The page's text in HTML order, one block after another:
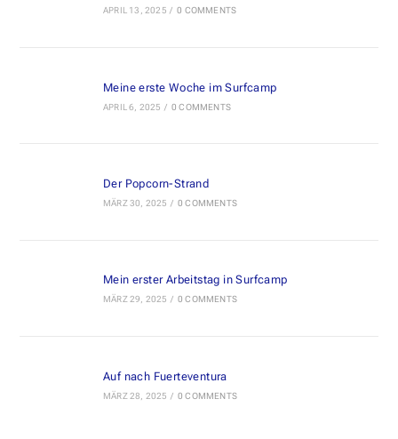
APRIL 13, 2025 / 0 COMMENTS
Meine erste Woche im Surfcamp
APRIL 6, 2025 / 0 COMMENTS
Der Popcorn-Strand
MÄRZ 30, 2025 / 0 COMMENTS
Mein erster Arbeitstag in Surfcamp
MÄRZ 29, 2025 / 0 COMMENTS
Auf nach Fuerteventura
MÄRZ 28, 2025 / 0 COMMENTS